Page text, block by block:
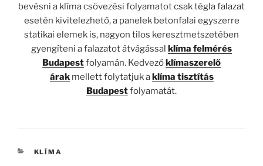
bevésni a klíma csövezési folyamatot csak tégla falazat
esetén kivitelezhető, a panelek betonfalai egyszerre
statikai elemek is, nagyon tilos keresztmetszetében
gyengíteni a falazatot átvágással klíma felmérés
Budapestfolyamán. Kedvezőklímaszerelő
árakmellett folytatjuk aklíma tisztítás
Budapestfolyamatát.
KATEGÓRIÁK
KLÍMA